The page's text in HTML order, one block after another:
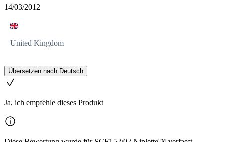
14/03/2012
United Kingdom
Übersetzen nach Deutsch
Ja, ich empfehle dieses Produkt